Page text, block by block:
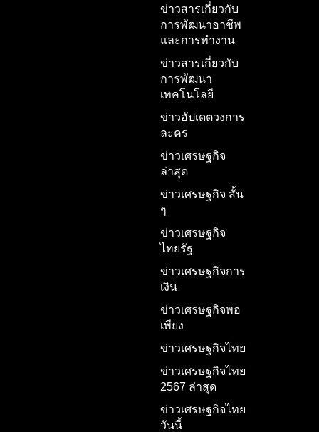
ข่าวสารเกี่ยวกับ
การพัฒนาอาชีพ
และการทำงาน
ข่าวสารเกี่ยวกับ
การพัฒนา
เทคโนโลยี
ข่าวอัปเดตวงการ
ละคร
ข่าวเศรษฐกิจ
ล่าสุด
ข่าวเศรษฐกิจ สั้น
ๆ
ข่าวเศรษฐกิจ
ไทยรัฐ
ข่าวเศรษฐกิจการ
เงิน
ข่าวเศรษฐกิจพอ
เพียง
ข่าวเศรษฐกิจไทย
ข่าวเศรษฐกิจไทย
2567 ล่าสุด
ข่าวเศรษฐกิจไทย
วันนี้